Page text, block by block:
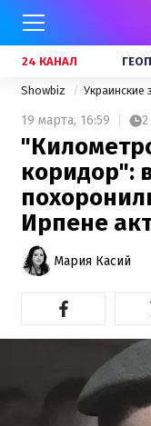
24 КАНАЛ
Showbiz Украинские
19 марта, 16:59 2
коридор":
Ирпене
Мария Касий